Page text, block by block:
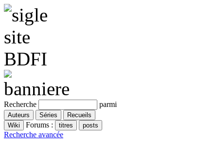
Recherche parmi
Forums :
Recherche avancée